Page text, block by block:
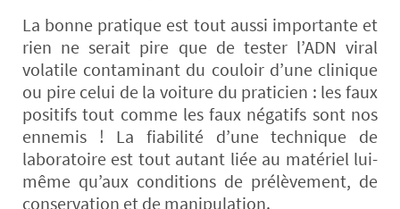
La bonne pratique est tout aussi importante et
rien ne serait pire que de tester l’ADN viral
volatile contaminant du couloir d’une clinique
ou pire celui de la voiture du praticien : les faux
positifs tout comme les faux négatifs sont nos
ennemis ! La fiabilité d’une technique de
laboratoire est tout autant liée au matériel lui-
même qu’aux conditions de prélèvement, de
conservation et de manipulation.